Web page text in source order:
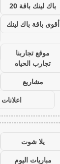
باك لينك باقة 20
أقوى باقة باك لينك
موقع تجاربنا
تجارب الحياه
مشاريع
يلا شوت
مباريات اليوم